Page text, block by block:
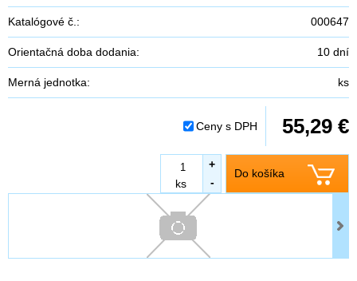
Katalógové č.: 000647
Orientačná doba dodania: 10 dní
Merná jednotka: ks
Ceny s DPH 55,29 €
Do košíka
-
ks
+